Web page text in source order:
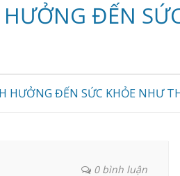
ĐẾN
HƯỞNG ĐẾN SỨC KHỎE NHƯ
0 bình luận